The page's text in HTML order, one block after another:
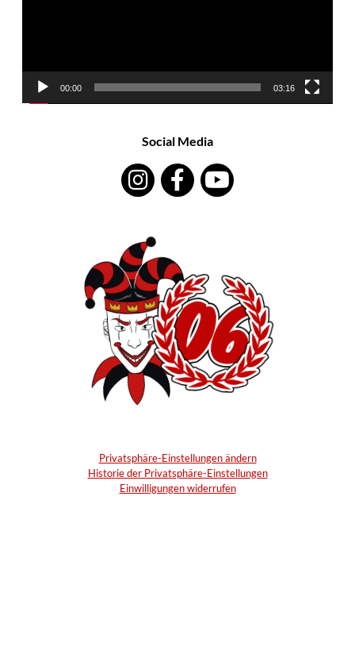
00:00 03:16
Social Media
Privatsphäre-Einstellungen ändern
Historie der Privatsphäre-Einstellungen
Einwilligungen widerrufen